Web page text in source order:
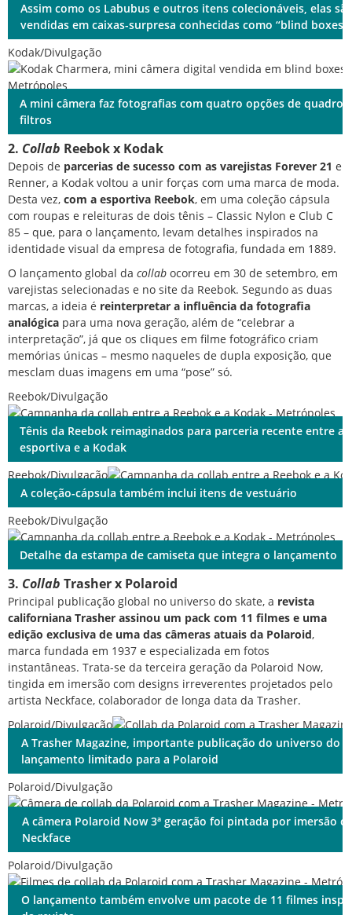
Assim como os Labubus e outros itens colecionáveis, elas
vendidas em caixas-surpresa conhecidas como “blind boxes”
Kodak/Divulgação
A mini câmera faz fotografias com quatro opções de quadros
filtros
2. Collab Reebok x Kodak
Depois de parcerias de sucesso com as varejistas Forever 21 e
Renner, a Kodak voltou a unir forças com uma marca de moda.
Desta vez, com a esportiva Reebok, em uma coleção cápsula
com roupas e releituras de dois tênis – Classic Nylon e Club C
85 – que, para o lançamento, levam detalhes inspirados na
identidade visual da empresa de fotografia, fundada em 1889.
O lançamento global da collab ocorreu em 30 de setembro, em
varejistas selecionadas e no site da Reebok. Segundo as duas
marcas, a ideia é reinterpretar a influência da fotografia
analógica para uma nova geração, além de “celebrar a
interpretação”, já que os cliques em filme fotográfico criam
memórias únicas – mesmo naqueles de dupla exposição, que
mesclam duas imagens em uma “pose” só.
Reebok/Divulgação
Tênis da Reebok reimaginados para parceria recente entre a
esportiva e a Kodak
Reebok/Divulgação
A coleção-cápsula também inclui itens de vestuário
Reebok/Divulgação
Detalhe da estampa de camiseta que integra o lançamento
3. Collab Trasher x Polaroid
Principal publicação global no universo do skate, a revista
californiana Trasher assinou um pack com 11 filmes e uma
edição exclusiva de uma das câmeras atuais da Polaroid,
marca fundada em 1937 e especializada em fotos
instantâneas. Trata-se da terceira geração da Polaroid Now,
tingida em imersão com designs irreverentes projetados pelo
artista Neckface, colaborador de longa data da Trasher.
Polaroid/Divulgação
A Trasher Magazine, importante publicação do universo do
lançamento limitado para a Polaroid
Polaroid/Divulgação
A câmera Polaroid Now 3ª geração foi pintada por imersão
Neckface
Polaroid/Divulgação
O lançamento também envolve um pacote de 11 filmes